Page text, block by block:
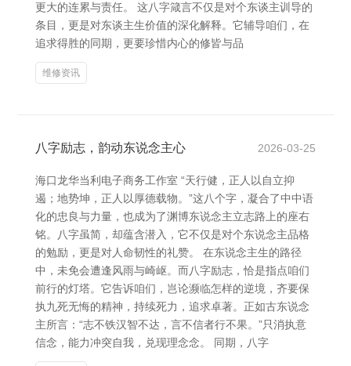
更大的连累与责任。 这八字箴言不仅是对个东谈主训导的
条目，更是对东谈主生价值的深化解释。它辅导咱们，在
追求得胜的同期，更要珍惜内心的修皆与品
维修资讯
八字励志，韵动东说念主心 2026-03-25
海口龙华当利电子商务工作室 “天行健，正人以自立抑
遏；地势坤，正人以厚德载物。”这八个字，凝合了中中语
化的忠良与力量，也成为了渊博东说念主立志路上的座右
铭。八字虽简，却蕴含潜入，它不仅是对个东说念主品格
的勉励，更是对人命韧性的礼赞。 在东说念主生的路径
中，未免会遭逢风雨与崎岖。而八字励志，恰是指点咱们
前行的灯塔。它告诉咱们，岂论濒临怎样的逆境，齐要保
执九死无悔的精神，持续死力，追求卓著。正如古东说念
主所言：“志不铁汉智不达，言不信者行不果。”只消执意
信念，能力冲突自我，兑现理念念。 同期，八字